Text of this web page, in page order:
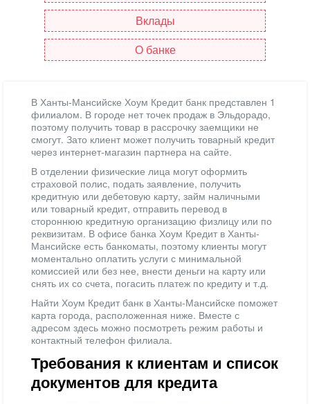
Вклады
О банке
В Ханты-Мансийске Хоум Кредит банк представлен 1
филиалом. В городе нет точек продаж в Эльдорадо,
поэтому получить товар в рассрочку заемщики не
смогут. Зато клиент может получить товарный кредит
через интернет-магазин партнера на сайте.
В отделении физические лица могут оформить
страховой полис, подать заявление, получить
кредитную или дебетовую карту, займ наличными
или товарный кредит, отправить перевод в
стороннюю кредитную организацию физлицу или по
реквизитам. В офисе банка Хоум Кредит в Ханты-
Мансийске есть банкоматы, поэтому клиенты могут
моментально оплатить услуги с минимальной
комиссией или без нее, внести деньги на карту или
снять их со счета, погасить платеж по кредиту и т.д.
Найти Хоум Кредит банк в Ханты-Мансийске поможет
карта города, расположенная ниже. Вместе с
адресом здесь можно посмотреть режим работы и
контактный телефон филиала.
Требования к клиентам и список
документов для кредита